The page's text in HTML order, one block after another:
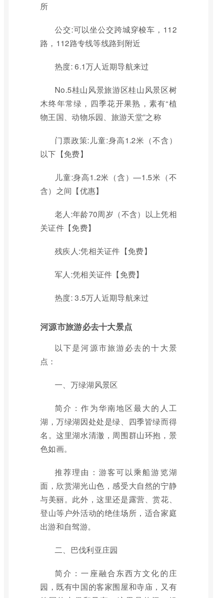
所
公交:可以坐公交跨城穿梭车，112
路，112路专线等线路到附近
热度: 6.1万人近期导航来过
No.5桂山风景旅游区桂山风景区树
木终年常绿，四季花开果熟，素有“植
物王国、动物乐园、旅游天堂”之称
门票政策:儿童:身高1.2米（不含）
以下【免费】
儿童:身高1.2米（含）—1.5米（不
含）之间【优惠】
老人:年龄70周岁（不含）以上凭相
关证件【免费】
残疾人:凭相关证件【免费】
军人:凭相关证件【免费】
热度: 3.5万人近期导航来过
河源市旅游必去十大景点
以下是河源市旅游必去的十大景
点：
一、万绿湖风景区
简介：作为华南地区最大的人工
湖，万绿湖因处处是绿、四季皆绿而得
名。这里湖水清澈，周围群山环抱，景
色如画。
推荐理由：游客可以乘船游览湖
面，欣赏湖光山色，感受大自然的宁静
与美丽。此外，这里还是露营、赏花、
登山等户外活动的绝佳场所，适合家庭
出游和自驾游。
二、巴伐利亚庄园
简介：一座融合东西方文化的庄
园，既有中国的客家围屋和寺庙，又有